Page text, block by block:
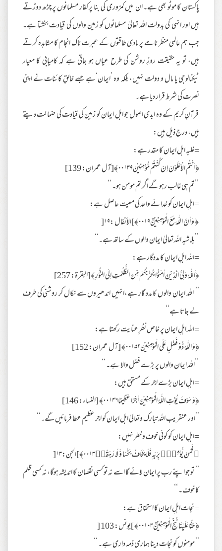
پاکستان کا موٹو بھی ہے۔ ان میں کمزوری کی بنا پر کفار مسلمانوں پر چڑھ دوڑتے
ہیں اور انہی کی بدولت اللہ تعالیٰ مسلمانوں کو زمین والوں کی قیادت بخشتا ہے۔
جب ہم عالمی منظر نامے پر مادی طاقتوں کے عبرت ناک انجام کا مشاہدہ کرتے
ہیں، تو یہ حقیقت روزِ روشن کی طرح عیاں ہو جاتی ہے کہ کامیابی کا معیار
ٹیکنالوجی یا مال و دولت نہیں، بلکہ وہ ’ایمان‘ہے جسے خالقِ کائنات نے اپنی
نصرت کی شرط قرار دیا ہے۔
قرآنِ کریم کے وہ ابدی اصول جو اہل ایمان کو زمین کی قیادت کی ضمانت دیتے
ہیں، درج ذیل ہیں:
=غلبہ اہل ایمان کا مقدر ہے:
﴿ اَنْتُمُ الْاَعْلَوْنَ اِنْ كُنْتُمْ مُّؤْمِنِيْنَ۰۰۱۳۹﴾[آل عمران: 139]
’’تم ہی غالب رہو گے اگر تم مومن ہو۔ ‘‘
=اہلِ ایمان کو خدائے واحد کی معیت حاصل ہے:
﴿ وَ اَنَّ اللّٰهَ مَعَ الْمُؤْمِنِيْنَؒ۰۰۱۹﴾]الأنفال :۱۹[
’’بلاشبہ اللہ تعالیٰ ایمان والوں کے ساتھ ہے۔‘‘
=اللہ اہلِ ایمان کا مددگار ہے:
﴿اَللّٰهُ وَلِيُّ الَّذِيْنَ اٰمَنُوْا يُخْرِجُهُمْ مِّنَ الظُّلُمٰتِ اِلَى النُّوْرِ ﴾[البقرة: 257]
’’ اللہ ایمان والوں کا مدد گار ہے،انہیں اندھیروں سے نکال کر روشنی کی طرف
لے جاتا ہے‘‘
=اللہ اہلِ ایمان پر خاص نظرِ عنایت رکھتا ہے:
﴿وَ اللّٰهُ ذُوْ فَضْلٍ عَلَى الْمُؤْمِنِيْنَ۰۰۱۵۲﴾ [آل عمران: 152]
’’اللہ ایمان والوں پر بڑے فضل والا ہے۔ ‘‘
=اہلِ ایمان بڑے اجر کے مستحق ہیں:
﴿وَ سَوْفَ يُؤْتِ اللّٰهُ الْمُؤْمِنِيْنَ اَجْرًا عَظِيْمًا۰۰۱۴۶﴾ [النساء: 146]
’’اور عنقریب اللہ تبارک وتعالیٰ اہل ایمان کو اجر عظیم عطا فرمائیں گے۔‘‘
=اہلِ ایمان کو کوئی خوف و خطر نہیں:
﴿ فَمَنْ يُّؤْمِنْۢ بِرَبِّهٖ فَلَا يَخَافُ بَخْسًا وَّ لَا رَهَقًاۙ۰۰۱۳﴾]الجن:۱۳[
’’ تو جو اپنے رب پر ایمان لائے گا اسے نہ تو کسی نقصان کا اندیشہ ہوگا، نہ کسی ظلم
کا خوف۔ ‘‘
=نجات اہلِ ایمان کا استحقاق ہے:
﴿حَقًّا عَلَيْنَا نُنْجِ الْمُؤْمِنِيْنَؒ۰۰۱۰۳﴾ ]یونس: 103 [
’’ مومنوں کو نجات دینا ہماری ذمہ داری ہے۔ ‘‘